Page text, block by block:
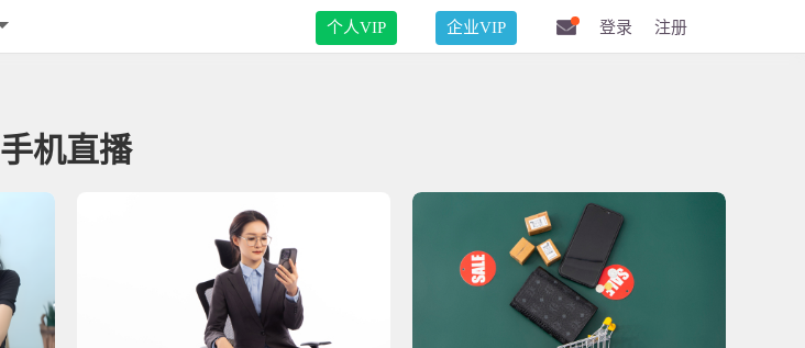
个人VIP 企业VIP 登录 注册
手机直播